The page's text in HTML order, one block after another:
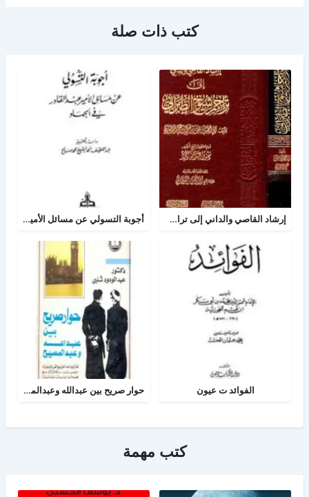
كتب ذات صلة
إرشاد القاصي والداني إلى تراجم شيوخ الطبراني أجوبة التسولي عن مسائل الأمير عبد القادر في الجهاد
الفوائد ت عيون حوار صريح بين عبدالله وعبدالمسيح
كتب مهمة